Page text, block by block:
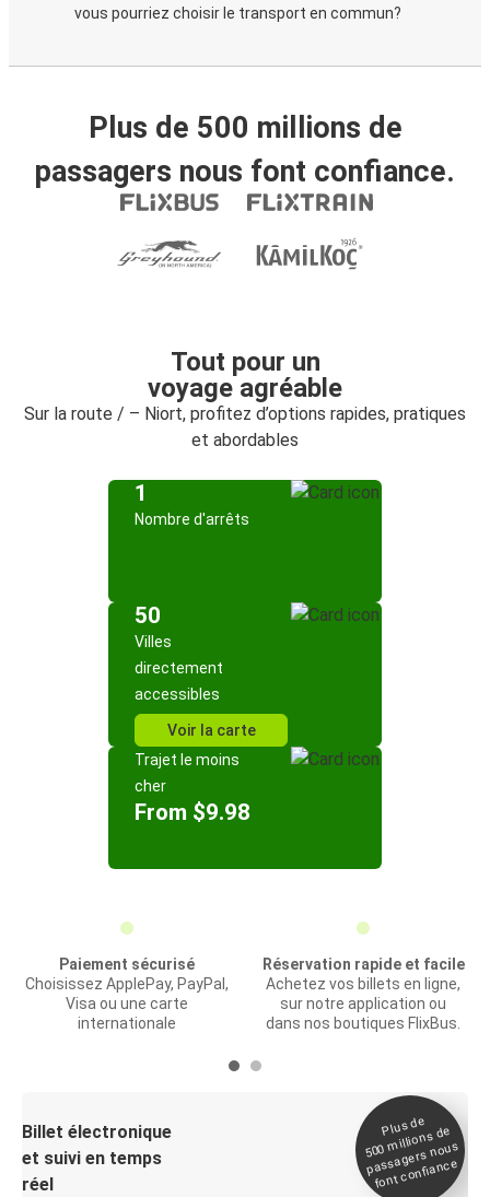
vous pourriez choisir le transport en commun?
Plus de 500 millions de
passagers nous font confiance.
Tout pour un
voyage agréable
Sur la route / – Niort, profitez d’options rapides, pratiques
et abordables
1
Nombre d'arrêts
50
Villes
directement
accessibles
Voir la carte
Trajet le moins
cher
From $9.98
Paiement sécurisé
Choisissez ApplePay, PayPal,
Visa ou une carte
internationale
Réservation rapide et facile
Achetez vos billets en ligne,
sur notre application ou
dans nos boutiques FlixBus.
Billet électronique
et suivi en temps
réel
Plus de
500
millions de
passagers nous
font confiance